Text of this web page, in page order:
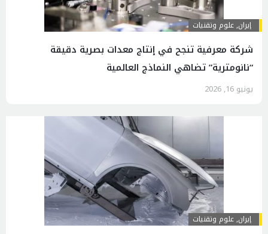
إيران,علوم وتقنيات
شركة معرفية تنجح في إنتاج معدات بصرية دقيقة
“نانومترية” تضاهي النماذج العالمية
يونيو 16, 2026
إيران,علوم وتقنيات